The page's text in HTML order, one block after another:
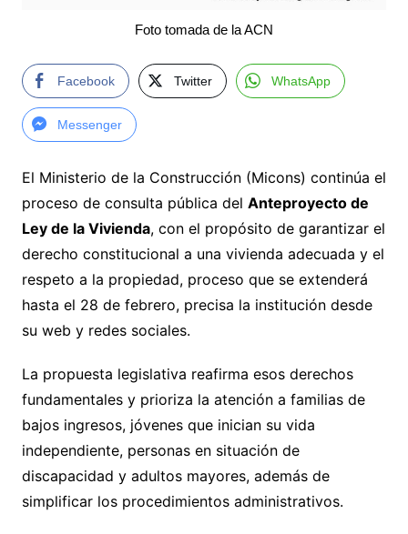
Foto tomada de la ACN
Facebook Twitter WhatsApp
Messenger
El Ministerio de la Construcción (Micons) continúa el
proceso de consulta pública del Anteproyecto de
Ley de la Vivienda, con el propósito de garantizar el
derecho constitucional a una vivienda adecuada y el
respeto a la propiedad, proceso que se extenderá
hasta el 28 de febrero, precisa la institución desde
su web y redes sociales.
La propuesta legislativa reafirma esos derechos
fundamentales y prioriza la atención a familias de
bajos ingresos, jóvenes que inician su vida
independiente, personas en situación de
discapacidad y adultos mayores, además de
simplificar los procedimientos administrativos.